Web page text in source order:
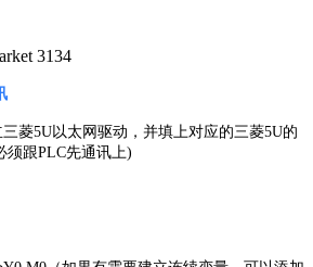
3134
菱5U以太网驱动，并填上对应的三菱5U的
须跟PLC先通讯上)